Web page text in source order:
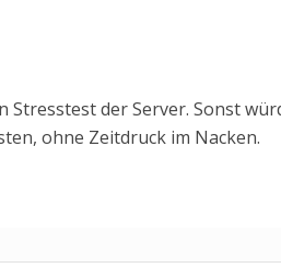
Stresstest der Server. Sonst
ohne Zeitdruck im Nacken.